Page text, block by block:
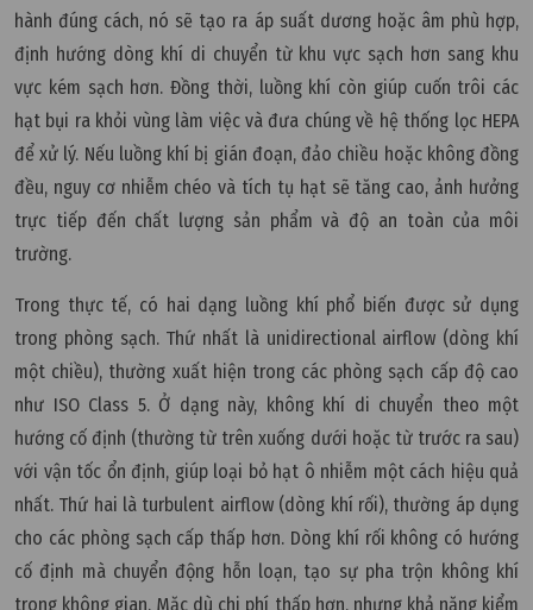
hành đúng cách, nó sẽ tạo ra áp suất dương hoặc âm phù hợp,
định hướng dòng khí di chuyển từ khu vực sạch hơn sang khu
vực kém sạch hơn. Đồng thời, luồng khí còn giúp cuốn trôi các
hạt bụi ra khỏi vùng làm việc và đưa chúng về hệ thống lọc HEPA
để xử lý. Nếu luồng khí bị gián đoạn, đảo chiều hoặc không đồng
đều, nguy cơ nhiễm chéo và tích tụ hạt sẽ tăng cao, ảnh hưởng
trực tiếp đến chất lượng sản phẩm và độ an toàn của môi
trường.
Trong thực tế, có hai dạng luồng khí phổ biến được sử dụng
trong phòng sạch. Thứ nhất là unidirectional airflow (dòng khí
một chiều), thường xuất hiện trong các phòng sạch cấp độ cao
như ISO Class 5. Ở dạng này, không khí di chuyển theo một
hướng cố định (thường từ trên xuống dưới hoặc từ trước ra sau)
với vận tốc ổn định, giúp loại bỏ hạt ô nhiễm một cách hiệu quả
nhất. Thứ hai là turbulent airflow (dòng khí rối), thường áp dụng
cho các phòng sạch cấp thấp hơn. Dòng khí rối không có hướng
cố định mà chuyển động hỗn loạn, tạo sự pha trộn không khí
trong không gian. Mặc dù chi phí thấp hơn, nhưng khả năng kiểm